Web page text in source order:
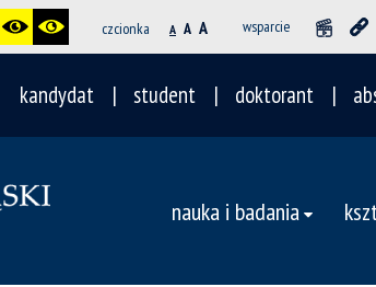
czcionka A A A wsparcie
kandydat student doktorant
nauka i badania